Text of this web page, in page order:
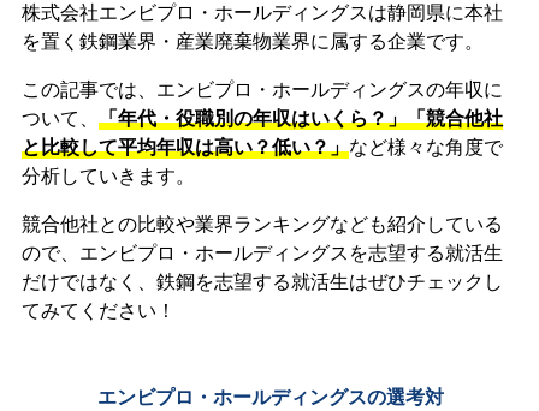
株式会社エンビプロ・ホールディングスは静岡県に本社
を置く鉄鋼業界・産業廃棄物業界に属する企業です。
この記事では、エンビプロ・ホールディングスの年収に
ついて、 「年代・役職別の年収はいくら？」「競合他社
と比較して平均年収は高い？低い？」など様々な角度で
分析していきます。
競合他社との比較や業界ランキングなども紹介している
ので、エンビプロ・ホールディングスを志望する就活生
だけではなく、鉄鋼を志望する就活生はぜひチェックし
てみてください！
エンビプロ・ホールディングスの選考対